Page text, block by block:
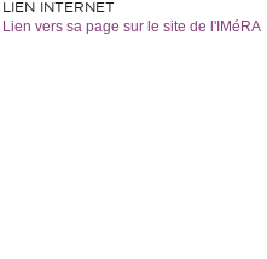
LIEN INTERNET
Lien vers sa page sur le site de l'IMéRA